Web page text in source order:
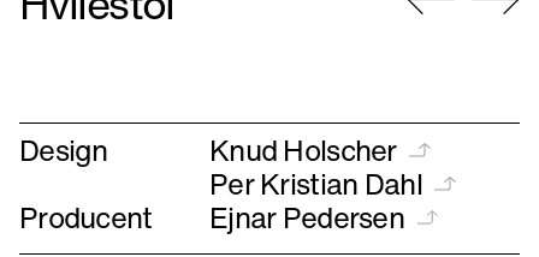
Design Knud Holscher
Per Kristian Dahl
Producent
Ejnar Pedersen